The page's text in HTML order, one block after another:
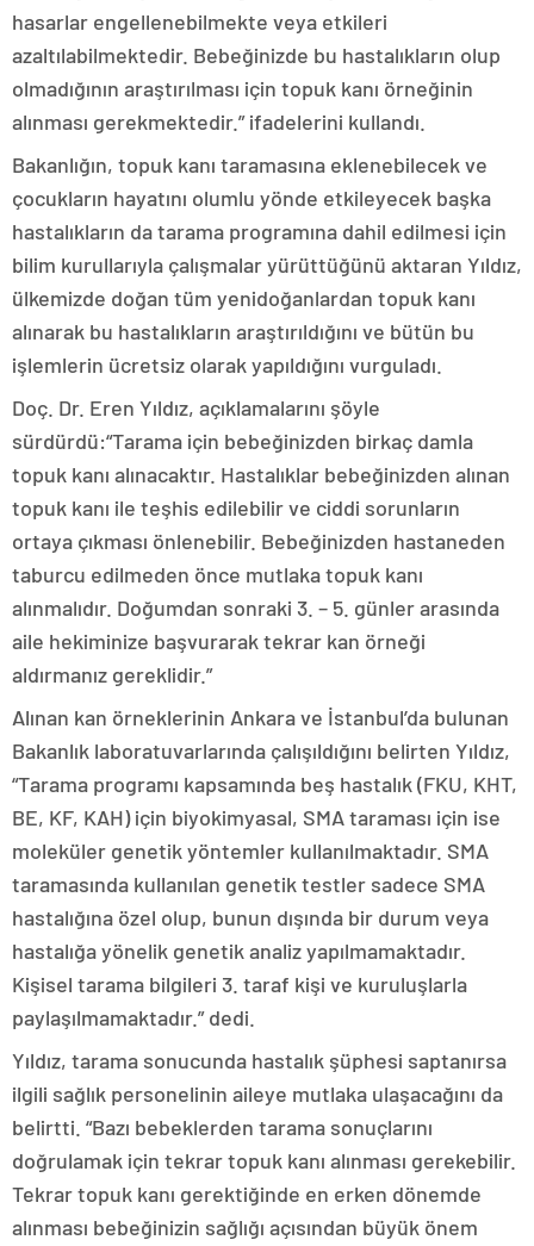
hasarlar engellenebilmekte veya etkileri
azaltılabilmektedir. Bebeğinizde bu hastalıkların olup
olmadığının araştırılması için topuk kanı örneğinin
alınması gerekmektedir.” ifadelerini kullandı.
Bakanlığın, topuk kanı taramasına eklenebilecek ve
çocukların hayatını olumlu yönde etkileyecek başka
hastalıkların da tarama programına dahil edilmesi için
bilim kurullarıyla çalışmalar yürüttüğünü aktaran Yıldız,
ülkemizde doğan tüm yenidoğanlardan topuk kanı
alınarak bu hastalıkların araştırıldığını ve bütün bu
işlemlerin ücretsiz olarak yapıldığını vurguladı.
Doç. Dr. Eren Yıldız, açıklamalarını şöyle
sürdürdü:“Tarama için bebeğinizden birkaç damla
topuk kanı alınacaktır. Hastalıklar bebeğinizden alınan
topuk kanı ile teşhis edilebilir ve ciddi sorunların
ortaya çıkması önlenebilir. Bebeğinizden hastaneden
taburcu edilmeden önce mutlaka topuk kanı
alınmalıdır. Doğumdan sonraki 3. – 5. günler arasında
aile hekiminize başvurarak tekrar kan örneği
aldırmanız gereklidir.”
Alınan kan örneklerinin Ankara ve İstanbul’da bulunan
Bakanlık laboratuvarlarında çalışıldığını belirten Yıldız,
“Tarama programı kapsamında beş hastalık (FKU, KHT,
BE, KF, KAH) için biyokimyasal, SMA taraması için ise
moleküler genetik yöntemler kullanılmaktadır. SMA
taramasında kullanılan genetik testler sadece SMA
hastalığına özel olup, bunun dışında bir durum veya
hastalığa yönelik genetik analiz yapılmamaktadır.
Kişisel tarama bilgileri 3. taraf kişi ve kuruluşlarla
paylaşılmamaktadır.” dedi.
Yıldız, tarama sonucunda hastalık şüphesi saptanırsa
ilgili sağlık personelinin aileye mutlaka ulaşacağını da
belirtti. “Bazı bebeklerden tarama sonuçlarını
doğrulamak için tekrar topuk kanı alınması gerekebilir.
Tekrar topuk kanı gerektiğinde en erken dönemde
alınması bebeğinizin sağlığı açısından büyük önem